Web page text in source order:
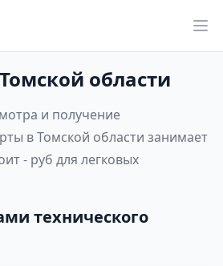
области
и получение
в Томской области занимает
- руб для легковых
технического